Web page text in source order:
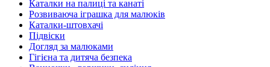
Каталки на палиці та канаті
Розвиваюча іграшка для малюків
Каталки-штовхачі
Підвіски
Догляд за малюками
Гігієна та дитяча безпека